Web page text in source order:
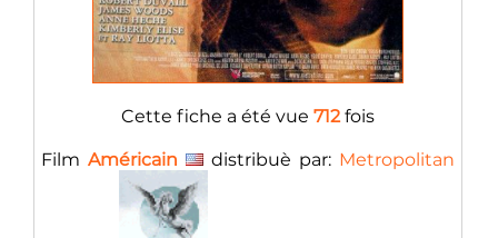
Cette fiche a été vue 712 fois
Film Américain distribuè par: Metropolitan